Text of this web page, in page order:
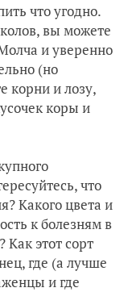
что угодно.
вы можете
и уверенно
(но
корни и лозу,
коры и
что
Какого цвета и
к болезням в
Как этот сорт
где (а лучше
и где